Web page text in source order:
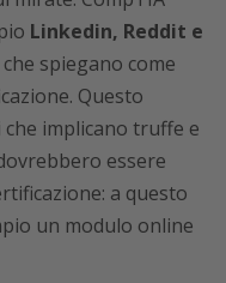
Linkedin, Reddit e
spiegano come
Questo
implicano truffe e
essere
a questo
un modulo online